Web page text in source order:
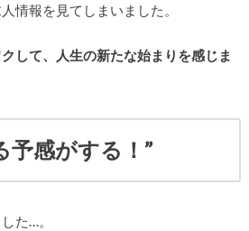
人情報を見てしまいました。
して、人生の新たな始まりを感じま
予感がする！”
た…。